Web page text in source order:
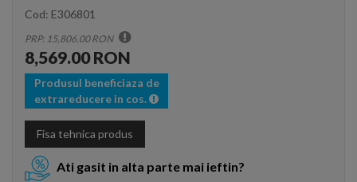
Cod: E306801
PRP: 15,806.00 RON
8,569.00 RON
Produsul beneficiaza de
extrareducere in cos.
Fisa tehnica produs
Ati gasit in alta parte mai ieftin?